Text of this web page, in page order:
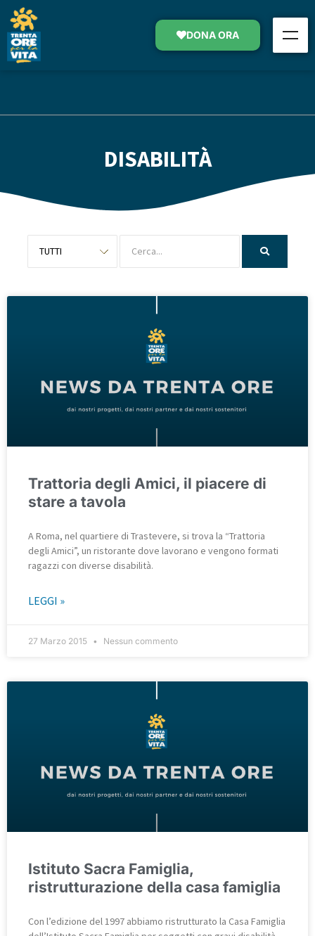
DONA ORA
DISABILITÀ
Trattoria degli Amici, il piacere di
stare a tavola
A Roma, nel quartiere di Trastevere, si trova la “Trattoria
degli Amici”, un ristorante dove lavorano e vengono formati
ragazzi con diverse disabilità.
LEGGI »
27 Marzo 2015 Nessun commento
Istituto Sacra Famiglia,
ristrutturazione della casa famiglia
Con l’edizione del 1997 abbiamo ristrutturato la Casa Famiglia